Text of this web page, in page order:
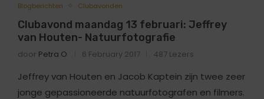
Blogberichten Clubavonden
Clubavond maandag 13 februari: Jeffrey
van Houten- Natuurfotografie
door Petra O 6 February 2017 487 Lezers
Jeffrey van Houten en Jacob Kaptein zijn twee zeer
jonge gepassioneerde natuurfotografen en filmers.